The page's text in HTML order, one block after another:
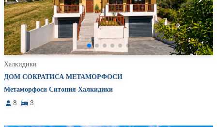
Халкидики
ДОМ СОКРАТИСА МЕТАМОРФОСИ
Метаморфоси Ситония Халкидики
8 3